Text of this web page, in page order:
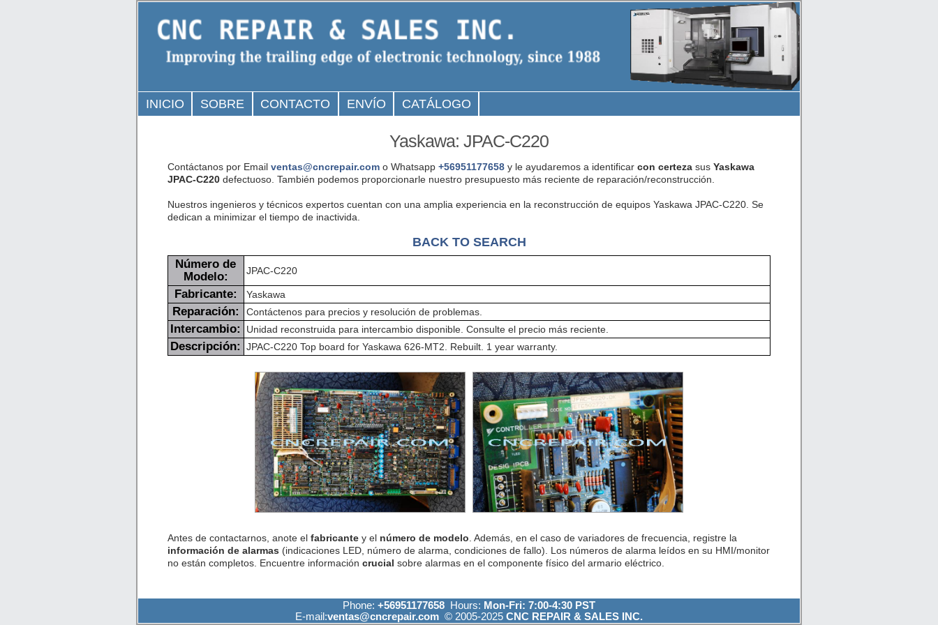
INICIO SOBRE CONTACTO ENVÍO CATÁLOGO
Yaskawa: JPAC-C220
Contáctanos por Email ventas@cncrepair.como Whatsapp +56951177658y le ayudaremos a identificar con certezasus Yaskawa
JPAC-C220defectuoso. También podemos proporcionarle nuestro presupuesto más reciente de reparación/reconstrucción.
Nuestros ingenieros y técnicos expertos cuentan con una amplia experiencia en la reconstrucción de equipos Yaskawa JPAC-C220. Se
dedican a minimizar el tiempo de inactivida.
BACK TO SEARCH
Número de
Modelo:
JPAC-C220
Fabricante: Yaskawa
Reparación: Contáctenos para precios y resolución de problemas.
Intercambio: Unidad reconstruida para intercambio disponible. Consulte el precio más reciente.
Descripción: JPAC-C220 Top board for Yaskawa 626-MT2. Rebuilt. 1 year warranty.
Antes de contactarnos, anote el fabricantey el número de modelo . Además, en el caso de variadores de frecuencia, registre la
información de alarmas (indicaciones LED, número de alarma, condiciones de fallo). Los números de alarma leídos en su HMI/monitor
no están completos. Encuentre información crucial sobre alarmas en el componente físico del armario eléctrico.
Phone: +56951177658 Hours: Mon-Fri: 7:00-4:30 PST
E-mail:ventas@cncrepair.com © 2005-2025 CNC REPAIR & SALES INC.